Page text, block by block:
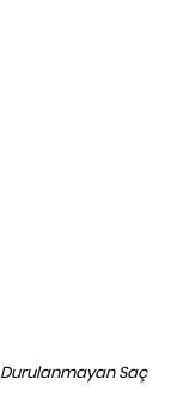
Saç